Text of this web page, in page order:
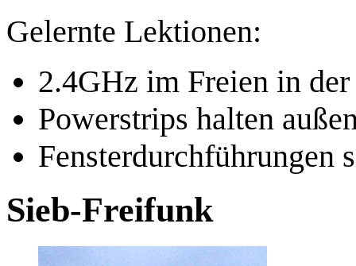
Gelernte Lektionen:
2.4GHz im Freien in
Powerstrips halten
Fensterdurchführungen
Sieb-Freifunk